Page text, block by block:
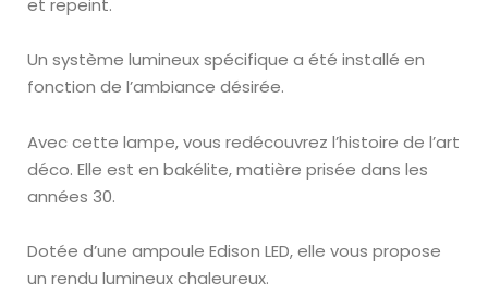
et repeint.
Un système lumineux spécifique a été installé en
fonction de l’ambiance désirée.
Avec cette lampe, vous redécouvrez l’histoire de l’art
déco. Elle est en bakélite, matière prisée dans les
années 30.
Dotée d’une ampoule Edison LED, elle vous propose
un rendu lumineux chaleureux.